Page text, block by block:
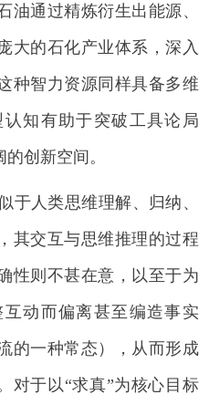
油通过精炼衍生出能源、
大的石化产业体系，深入
种智力资源同样具备多维
知有助于突破工具论局
创新空间。
于人类思维理解、归纳、
其交互与思维推理的过程
性则不甚在意，以至于为
动而偏离甚至编造事实
的一种常态），从而形成
对于以“求真”为核心目标